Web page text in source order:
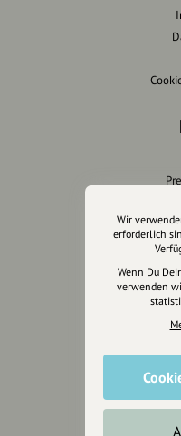
Wir
Wir
erforderlich
Wenn Du
verwenden